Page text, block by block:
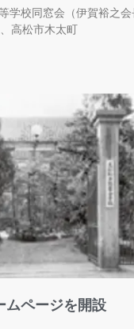
校同窓会（伊賀裕之会
高松市木太町
ムページを開設